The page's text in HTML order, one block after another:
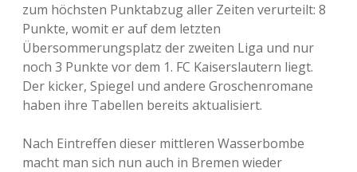
zum höchsten Punktabzug aller Zeiten verurteilt: 8
Punkte, womit er auf dem letzten
Übersommerungsplatz der zweiten Liga und nur
noch 3 Punkte vor dem 1. FC Kaiserslautern liegt.
Der kicker, Spiegel und andere Groschenromane
haben ihre Tabellen bereits aktualisiert.
Nach Eintreffen dieser mittleren Wasserbombe
macht man sich nun auch in Bremen wieder